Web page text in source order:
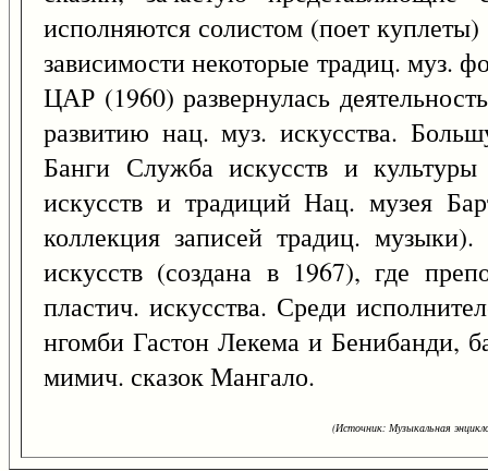
исполняются солистом (поет
зависимости некоторые традиц. муз.
ЦАР (1960) развернулась
развитию нац. муз. искусства.
Банги Служба искусств и
искусств и традиций Нац. музея
коллекция записей традиц.
искусств (создана в 1967), где
пластич. искусства. Среди
нгомби Гастон Лекема и Бенибанди,
мимич. сказок Мангало.
(Источник: Музыкальная